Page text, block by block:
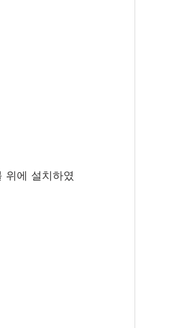
위에 설치하였